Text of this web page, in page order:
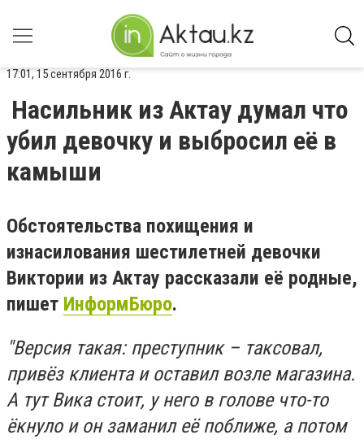
17:01, 15 сентября 2016 г.
Насильник из Актау думал что
убил девочку и выбросил её в
камыши
Обстоятельства похищения и
изнасилования шестилетней девочки
Виктории из Актау рассказали её родные,
пишет ИнформБюро.
"Версия такая: преступник – таксовал,
привёз клиента и оставил возле магазина.
А тут Вика стоит, у него в голове что-то
ёкнуло и он заманил её поближе, а потом